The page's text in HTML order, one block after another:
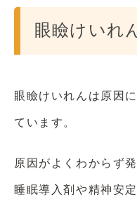
眼瞼けいれ
眼瞼けいれんは原因
ています。
原因がよくわからず
睡眠導入剤や精神安